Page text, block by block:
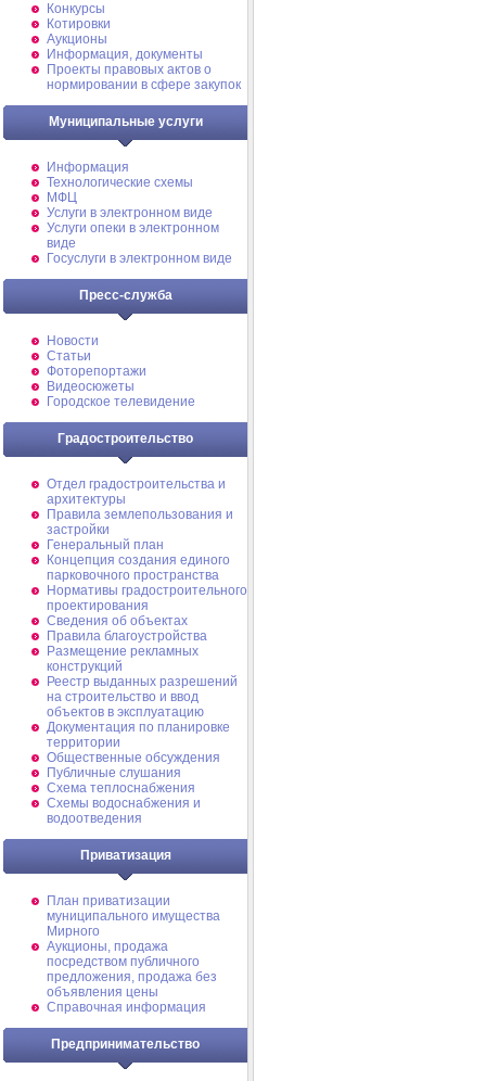
Конкурсы
Котировки
Аукционы
Информация, документы
Проекты правовых актов о
нормировании в сфере закупок
Муниципальные услуги
Информация
Технологические схемы
МФЦ
Услуги в электронном виде
Услуги опеки в электронном
виде
Госуслуги в электронном виде
Пресс-служба
Новости
Статьи
Фоторепортажи
Видеосюжеты
Городское телевидение
Градостроительство
Отдел градостроительства и
архитектуры
Правила землепользования и
застройки
Генеральный план
Концепция создания единого
парковочного пространства
Нормативы градостроительного
проектирования
Сведения об объектах
Правила благоустройства
Размещение рекламных
конструкций
Реестр выданных разрешений
на строительство и ввод
объектов в эксплуатацию
Документация по планировке
территории
Общественные обсуждения
Публичные слушания
Схема теплоснабжения
Схемы водоснабжения и
водоотведения
Приватизация
План приватизации
муниципального имущества
Мирного
Аукционы, продажа
посредством публичного
предложения, продажа без
объявления цены
Справочная информация
Предпринимательство